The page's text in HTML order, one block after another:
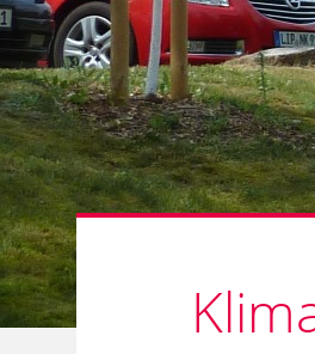
pH-
Wert
Winterhärtezone
Zurücksetzen
Filtern
Schnittverträglichkeit
Blattausdauer
Bestäubung